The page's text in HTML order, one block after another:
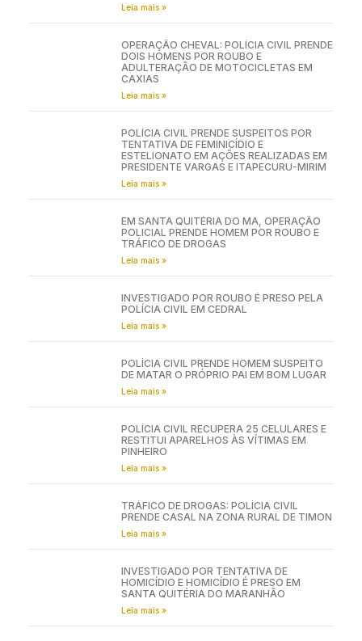
Leia mais »
OPERAÇÃO CHEVAL: POLÍCIA CIVIL PRENDE
DOIS HOMENS POR ROUBO E
ADULTERAÇÃO DE MOTOCICLETAS EM
CAXIAS
Leia mais »
POLÍCIA CIVIL PRENDE SUSPEITOS POR
TENTATIVA DE FEMINICÍDIO E
ESTELIONATO EM AÇÕES REALIZADAS EM
PRESIDENTE VARGAS E ITAPECURU-MIRIM
Leia mais »
EM SANTA QUITÉRIA DO MA, OPERAÇÃO
POLICIAL PRENDE HOMEM POR ROUBO E
TRÁFICO DE DROGAS
Leia mais »
INVESTIGADO POR ROUBO É PRESO PELA
POLÍCIA CIVIL EM CEDRAL
Leia mais »
POLÍCIA CIVIL PRENDE HOMEM SUSPEITO
DE MATAR O PRÓPRIO PAI EM BOM LUGAR
Leia mais »
POLÍCIA CIVIL RECUPERA 25 CELULARES E
RESTITUI APARELHOS ÀS VÍTIMAS EM
PINHEIRO
Leia mais »
TRÁFICO DE DROGAS: POLÍCIA CIVIL
PRENDE CASAL NA ZONA RURAL DE TIMON
Leia mais »
INVESTIGADO POR TENTATIVA DE
HOMICÍDIO E HOMICÍDIO É PRESO EM
SANTA QUITÉRIA DO MARANHÃO
Leia mais »